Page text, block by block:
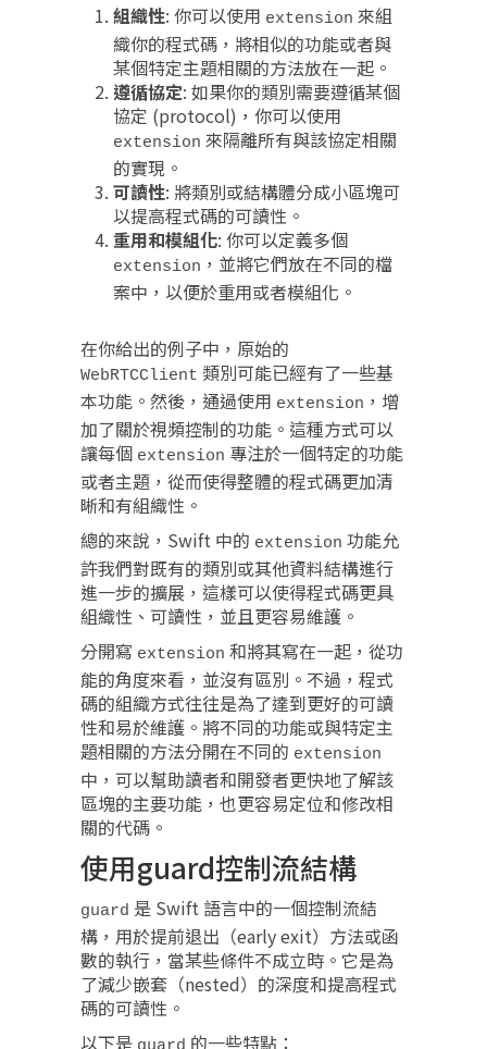
組織性: 你可以使用 extension 來組
織你的程式碼，將相似的功能或者與
某個特定主題相關的方法放在一起。
遵循協定: 如果你的類別需要遵循某個
協定 (protocol)，你可以使用
extension 來隔離所有與該協定相關
的實現。
可讀性: 將類別或結構體分成小區塊可
以提高程式碼的可讀性。
重用和模組化: 你可以定義多個
extension ，並將它們放在不同的檔
案中，以便於重用或者模組化。
在你給出的例子中，原始的
WebRTCClient 類別可能已經有了一些基
本功能。然後，通過使用 extension ，增
加了關於視頻控制的功能。這種方式可以
讓每個 extension 專注於一個特定的功能
或者主題，從而使得整體的程式碼更加清
晰和有組織性。
總的來說，Swift 中的 extension 功能允
許我們對既有的類別或其他資料結構進行
進一步的擴展，這樣可以使得程式碼更具
組織性、可讀性，並且更容易維護。
分開寫 extension 和將其寫在一起，從功
能的角度來看，並沒有區別。不過，程式
碼的組織方式往往是為了達到更好的可讀
性和易於維護。將不同的功能或與特定主
題相關的方法分開在不同的 extension
中，可以幫助讀者和開發者更快地了解該
區塊的主要功能，也更容易定位和修改相
關的代碼。
使用guard控制流結構
guard 是 Swift 語言中的一個控制流結
構，用於提前退出（early exit）方法或函
數的執行，當某些條件不成立時。它是為
了減少嵌套（nested）的深度和提高程式
碼的可讀性。
以下是
的一些特點：